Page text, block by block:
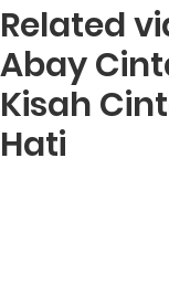
Related
Abay
Kisah
Hati